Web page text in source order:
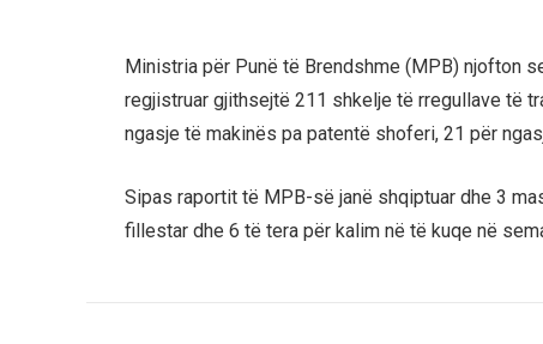
Ministria për Punë të Brendshme (MPB) njofton
regjistruar gjithsejtë 211 shkelje të rregullave të
ngasje të makinës pa patentë shoferi, 21 për
Sipas raportit të MPB-së janë shqiptuar dhe 3
fillestar dhe 6 të tera për kalim në të kuqe në